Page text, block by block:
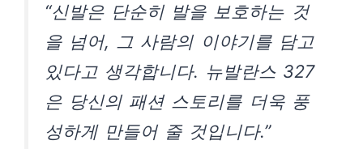
“신발은 단순히 발을 보호하는 것
을 넘어, 그 사람의 이야기를 담고
있다고 생각합니다. 뉴발란스 327
은 당신의 패션 스토리를 더욱 풍
성하게 만들어 줄 것입니다.”